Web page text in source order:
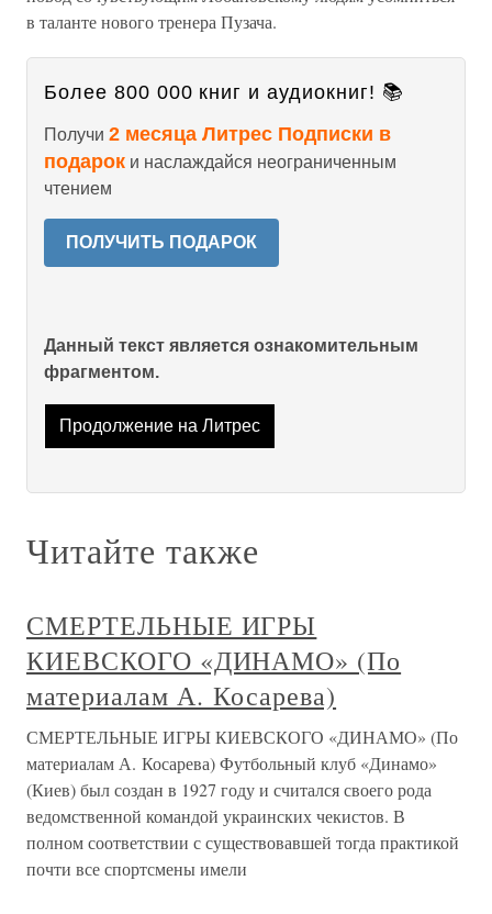
в таланте нового тренера Пузача.
Более 800 000 книг и аудиокниг! 📚
Получи 2 месяца Литрес Подписки в
подарок и наслаждайся неограниченным
чтением
ПОЛУЧИТЬ ПОДАРОК
Данный текст является ознакомительным
фрагментом.
Продолжение на Литрес
Читайте также
СМЕРТЕЛЬНЫЕ ИГРЫ
КИЕВСКОГО «ДИНАМО» (По
материалам А. Косарева)
СМЕРТЕЛЬНЫЕ ИГРЫ КИЕВСКОГО «ДИНАМО» (По
материалам А. Косарева) Футбольный клуб «Динамо»
(Киев) был создан в 1927 году и считался своего рода
ведомственной командой украинских чекистов. В
полном соответствии с существовавшей тогда практикой
почти все спортсмены имели